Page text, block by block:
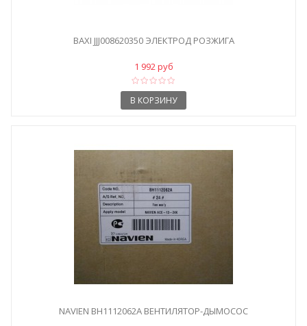
BAXI JJJ008620350 ЭЛЕКТРОД РОЗЖИГА
1 992 руб
В КОРЗИНУ
NAVIEN BH1112062A ВЕНТИЛЯТОР-ДЫМОСОС